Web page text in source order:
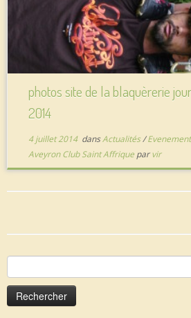
photos site de la blaquèrerie
2014
4 juillet 2014dansActualités/
Aveyron Club Saint Affrique parvir
Rechercher :